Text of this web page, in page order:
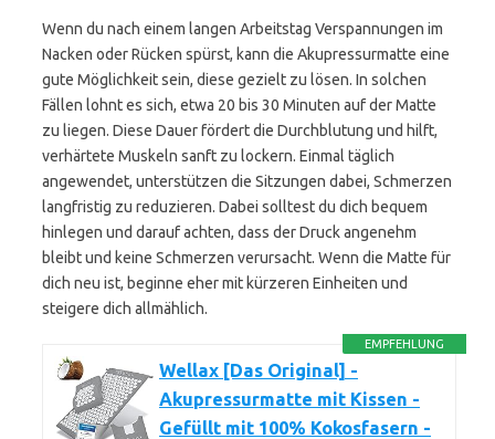
Wenn du nach einem langen Arbeitstag Verspannungen im
Nacken oder Rücken spürst, kann die Akupressurmatte eine
gute Möglichkeit sein, diese gezielt zu lösen. In solchen
Fällen lohnt es sich, etwa 20 bis 30 Minuten auf der Matte
zu liegen. Diese Dauer fördert die Durchblutung und hilft,
verhärtete Muskeln sanft zu lockern. Einmal täglich
angewendet, unterstützen die Sitzungen dabei, Schmerzen
langfristig zu reduzieren. Dabei solltest du dich bequem
hinlegen und darauf achten, dass der Druck angenehm
bleibt und keine Schmerzen verursacht. Wenn die Matte für
dich neu ist, beginne eher mit kürzeren Einheiten und
steigere dich allmählich.
EMPFEHLUNG
Wellax [Das Original] -
Akupressurmatte mit Kissen -
Gefüllt mit 100% Kokosfasern -